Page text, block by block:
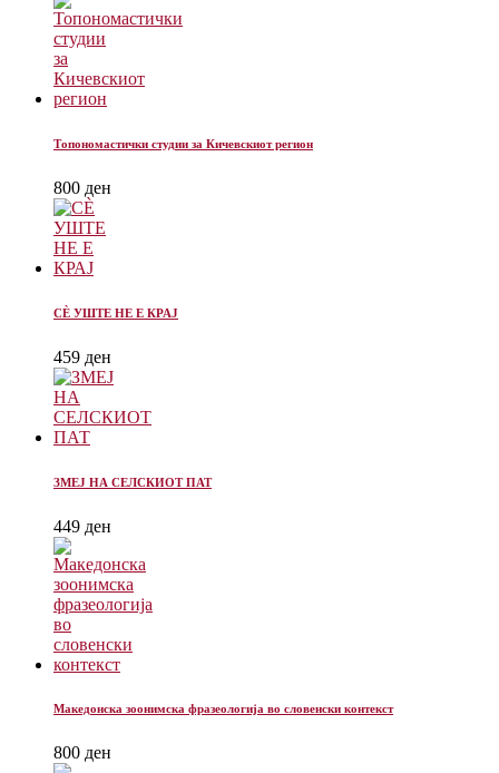
Топономастички студии за Кичевскиот регион
800 ден
СÈ УШТЕ НЕ Е КРАЈ
459 ден
ЗМЕЈ НА СЕЛСКИОТ ПАТ
449 ден
Македонска зоонимска фразеологија во словенски контекст
800 ден